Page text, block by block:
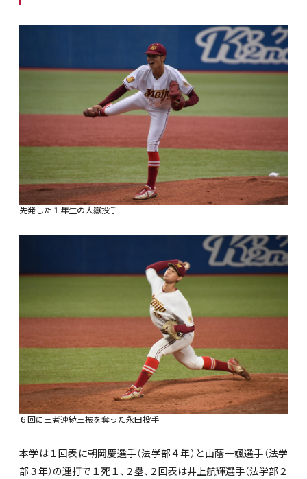
先発した１年生の大嶽投手
６回に三者連続三振を奪った永田投手
本学は１回表に朝岡慶選手（法学部４年）と山蔭一颯選手（法学
部３年）の連打で１死１、２塁、２回表は井上航輝選手（法学部２